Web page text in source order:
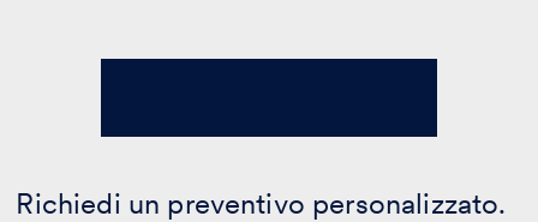
Richiedi un preventivo personalizzato.